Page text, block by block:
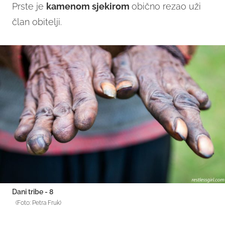
Prste je kamenom sjekirom obično rezao uži
član obitelji.
Dani tribe - 8
(Foto: Petra Fruk)